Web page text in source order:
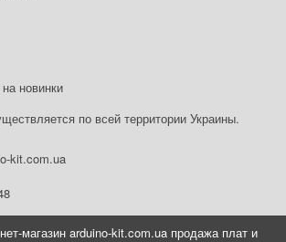
новинки
по всей территории Украины.
kit.com.ua
магазин arduino-kit.com.ua продажа плат и